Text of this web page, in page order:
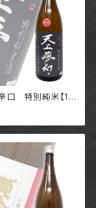
口 特別純米【18